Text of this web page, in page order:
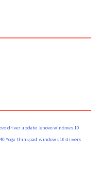
driver update lenovo windows 10
Yoga thinkpad windows 10 drivers